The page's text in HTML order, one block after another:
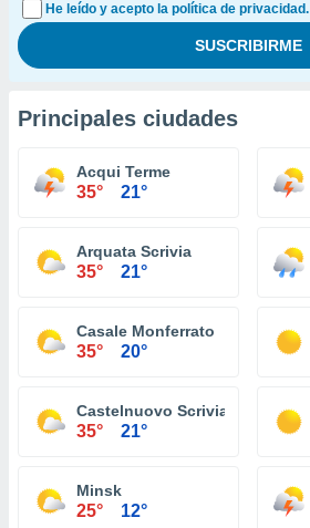
He leído y acepto la política de privacidad.
Principales ciudades
Acqui Terme
35° 21°
Arquata Scrivia
35° 21°
Casale Monferrato
35° 20°
Castelnuovo Scrivia
35° 21°
Minsk
25° 12°